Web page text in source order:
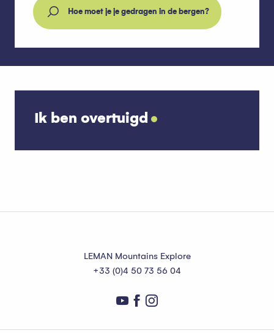
Hoe moet je je gedragen in de bergen?
Ik ben overtuigd
LEMAN Mountains Explore
+33 (0)4 50 73 56 04